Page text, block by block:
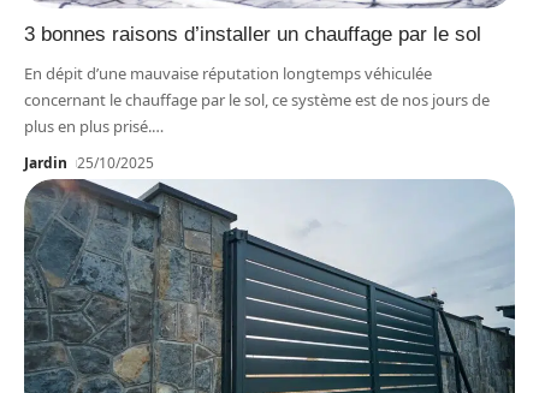
3 bonnes raisons d’installer un chauffage par le sol
En dépit d’une mauvaise réputation longtemps véhiculée
concernant le chauffage par le sol, ce système est de nos jours de
plus en plus prisé.…
Jardin 25/10/2025